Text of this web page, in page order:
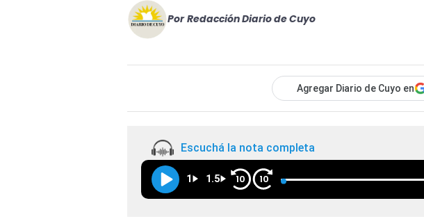
Por Redacción Diario de Cuyo
Agregar Diario de Cuyo en
Escuchá la nota completa
1 1.5 10 10